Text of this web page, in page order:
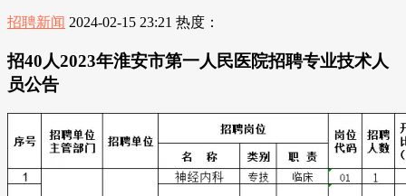
招聘新闻 2024-02-15 23:21 热度：
招40人2023年淮安市第一人民医院招聘专业技术人
员公告